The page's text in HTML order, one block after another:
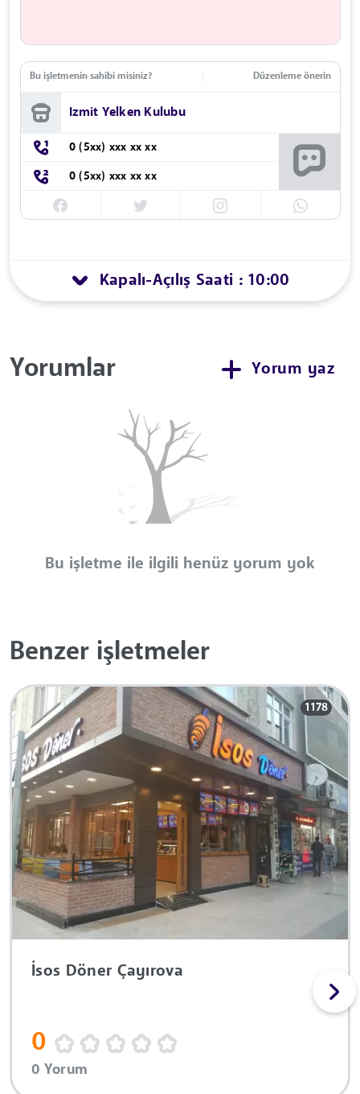
Bu işletmenin sahibi misiniz? Düzenleme önerin
Izmit Yelken Kulubu
0 (5xx) xxx xx xx
0 (5xx) xxx xx xx
Kapalı-Açılış Saati : 10:00
Yorumlar Yorum yaz
Bu işletme ile ilgili henüz yorum yok
Benzer işletmeler
1178
İsos Döner Çayırova
0
0 Yorum